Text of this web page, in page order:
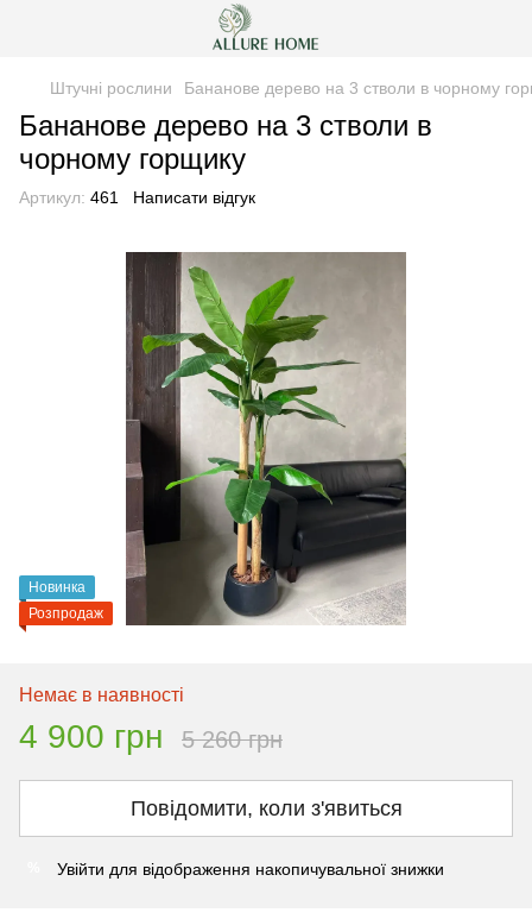
Штучні рослини Бананове дерево на 3 стволи в чорному
Бананове дерево на 3 стволи в
чорному горщику
Артикул: 461 Написати відгук
Новинка
Розпродаж
Немає в наявності
4 900 грн 5 260 грн
Повідомити, коли з'явиться
Увійти для відображення накопичувальної знижки